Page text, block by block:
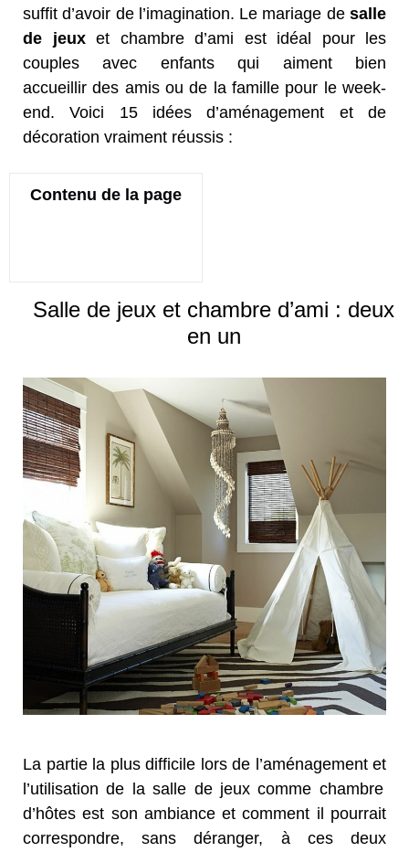
suffit d’avoir de l’imagination. Le mariage desalle
de jeux et chambre d’ami est idéal pour les
couples avec
enfants qui aiment bien
accueillirdes amis ou de la famille pour le week-
end. Voici 15 idées d’aménagement et de
décoration vraiment réussis :
Contenu de la page
Salle de jeux et chambre d’ami : deux
en un
La partie la plus difficile lors de l’aménagement et
l’utilisation de la salle de jeux comme chambre
d’hôtes est son ambiance et comment il pourrait
correspondre, sans déranger, à ces deux